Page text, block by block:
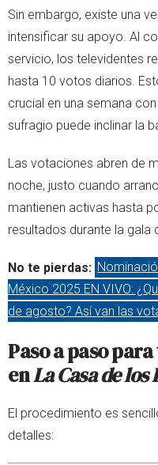
Sin embargo, existe una
intensificar su apoyo. Al
servicio, los televidentes
hasta 10 votos diarios.
crucial en una semana
sufragio puede inclinar la
Las votaciones abren de
noche, justo cuando
mantienen activas hasta
resultados durante la gala
No te pierdas:
México 2025 EN VIVO:
de agosto? Así van las
Paso a paso
enLa Casa de
El procedimiento es
detalles: